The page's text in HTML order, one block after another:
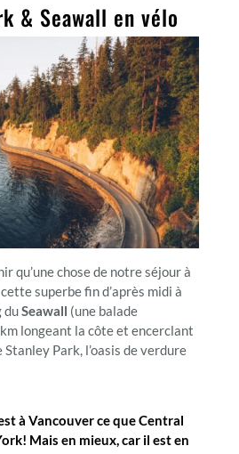
& Seawall en vélo
qu’une chose de notre séjour à
superbe fin d’après midi à
duSeawall (une balade
longeant la côte et encerclant
Park, l’oasis de verdure
à Vancouver ce que Central
Mais en mieux, car il est en